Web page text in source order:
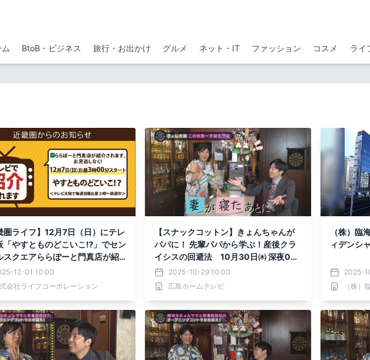
BtoB・ビジネス 旅行・お出かけ グルメ ネット・IT ファッション コスメ ライ
圏ライフ】12月7日（日）にテレ
「やすとものどこいこ⁉」でセン
スクエアららぽーと門真店が紹
ます！
12-01 10:00
会社ライフコーポレーション
【スナックコットン】きょんちゃんが
パパに！ 先輩パパから学ぶ！産後クラ
イシスの回避法 10月30日㈭ 深夜0時
15分放送2025-10-29 10:00
広島ホームテレビ
（株）
ィデンシ
2025-
（株）